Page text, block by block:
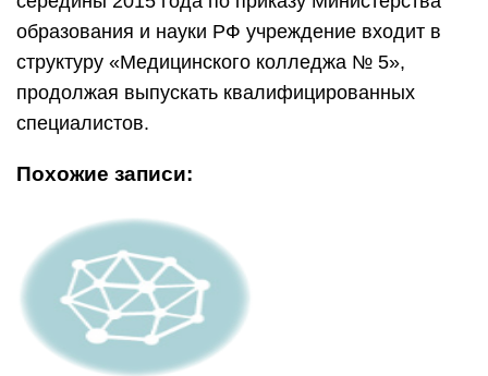
Макияж глаз
Видеогалереи